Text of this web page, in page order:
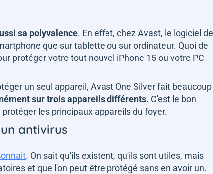
sa polyvalence. En effet, chez Avast, le logiciel de
que sur tablette ou sur ordinateur. Quoi de
protéger votre tout nouvel iPhone 15 ou votre PC
un seul appareil, Avast One Silver fait beaucoup
sur trois appareils différents. C'est le bon
les principaux appareils du foyer.
antivirus
. On sait qu'ils existent, qu'ils sont utiles, mais
et que l'on peut être protégé sans en avoir un.